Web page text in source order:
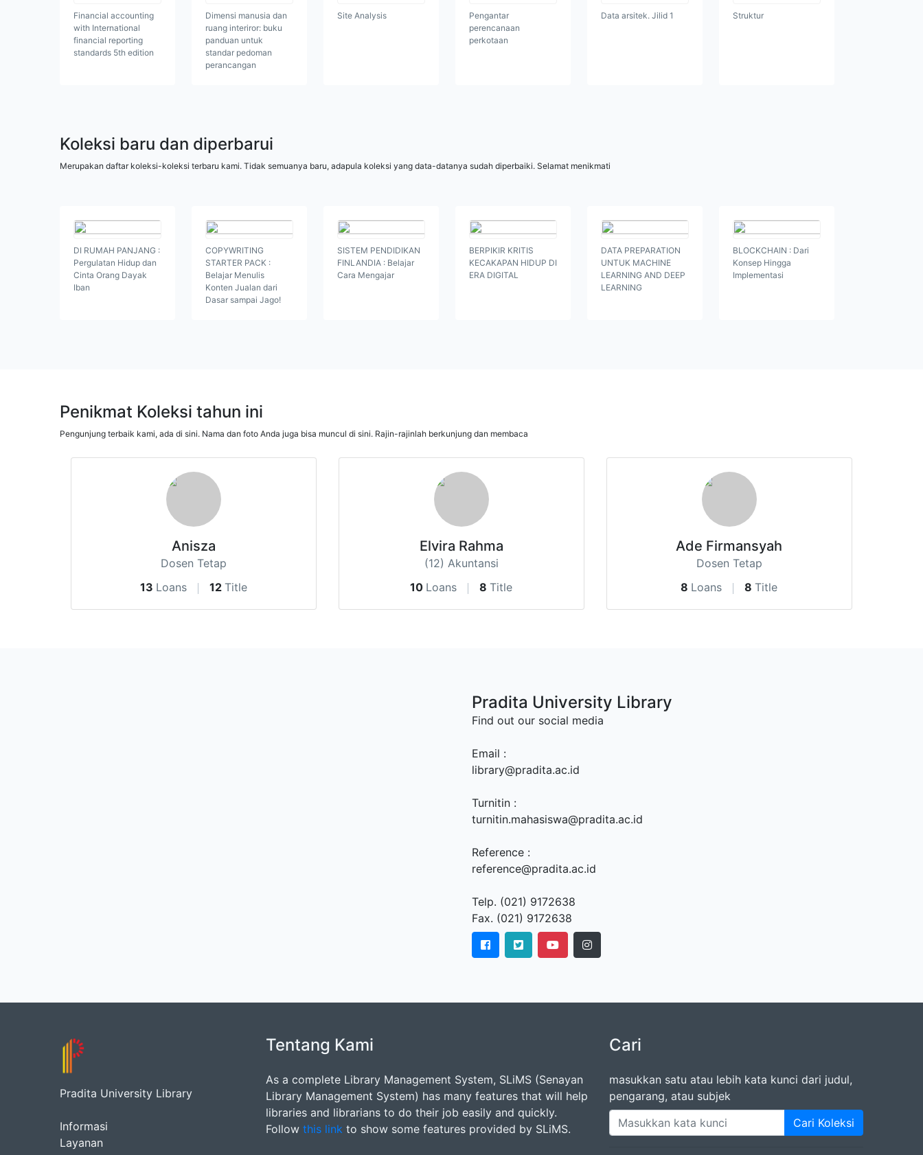
Financial accounting
with International
financial reporting
standards 5th edition
Dimensi manusia dan
ruang interiror: buku
panduan untuk
standar pedoman
perancangan
Site Analysis
Pengantar
perencanaan
perkotaan
Data arsitek. Jilid 1 Struktur
Koleksi baru dan diperbarui
Merupakan daftar koleksi-koleksi terbaru kami. Tidak semuanya baru, adapula koleksi yang data-datanya sudah diperbaiki. Selamat menikmati
DI RUMAH PANJANG :
Pergulatan Hidup dan
Cinta Orang Dayak
Iban
COPYWRITING
STARTER PACK :
Belajar Menulis
Konten Jualan dari
Dasar sampai Jago!
SISTEM PENDIDIKAN
FINLANDIA : Belajar
Cara Mengajar
BERPIKIR KRITIS
KECAKAPAN HIDUP DI
ERA DIGITAL
DATA PREPARATION
UNTUK MACHINE
LEARNING AND DEEP
LEARNING
BLOCKCHAIN : Dari
Konsep Hingga
Implementasi
Penikmat Koleksi tahun ini
Pengunjung terbaik kami, ada di sini. Nama dan foto Anda juga bisa muncul di sini. Rajin-rajinlah berkunjung dan membaca
Anisza
Dosen Tetap
13 Loans 12 Title
Elvira Rahma
(12) Akuntansi
10 Loans 8 Title
Ade Firmansyah
Dosen Tetap
8 Loans 8 Title
Pradita University Library
Find out our social media
Email :
library@pradita.ac.id
Turnitin :
turnitin.mahasiswa@pradita.ac.id
Reference :
reference@pradita.ac.id
Telp. (021) 9172638
Fax. (021) 9172638
Pradita University Library
Informasi
Layanan
Tentang Kami
As a complete Library Management System, SLiMS (Senayan
Library Management System) has many features that will help
libraries and librarians to do their job easily and quickly.
Follow this link to show some features provided by SLiMS.
Cari
masukkan satu atau lebih kata kunci dari judul,
pengarang, atau subjek
Cari Koleksi